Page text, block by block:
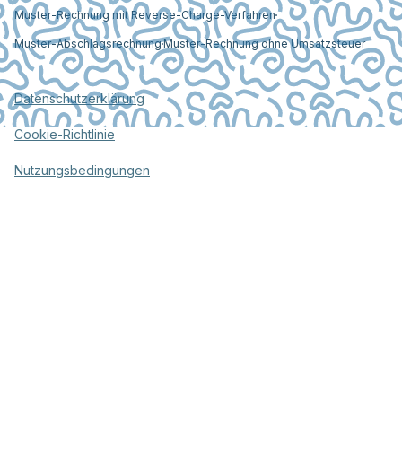
Muster-Rechnung mit Reverse-Charge-Verfahren
Muster-AbschlagsrechnungMuster-Rechnung ohne Umsatzsteuer
Datenschutzerklärung
Cookie-Richtlinie
Nutzungsbedingungen